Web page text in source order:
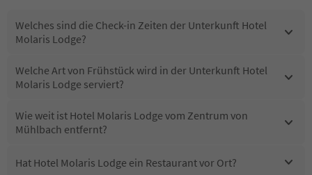
Welches sind die Check-in Zeiten der Unterkunft Hotel
Molaris Lodge?
Welche Art von Frühstück wird in der Unterkunft Hotel
Molaris Lodge serviert?
Wie weit ist Hotel Molaris Lodge vom Zentrum von
Mühlbach entfernt?
Hat Hotel Molaris Lodge ein Restaurant vor Ort?